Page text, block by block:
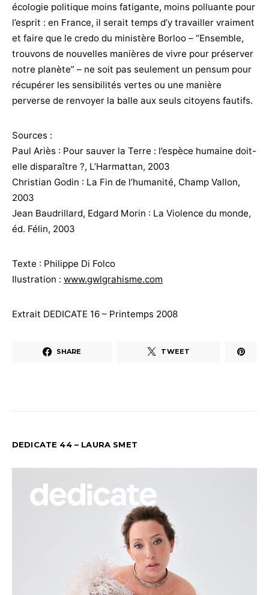
écologie politique moins fatigante, moins polluante pour
l’esprit : en France, il serait temps d’y travailler vraiment
et faire que le credo du ministère Borloo – “Ensemble,
trouvons de nouvelles manières de vivre pour préserver
notre planète” – ne soit pas seulement un pensum pour
récupérer les sensibilités vertes ou une manière
perverse de renvoyer la balle aux seuls citoyens fautifs.
Sources :
Paul Ariès : Pour sauver la Terre : l’espèce humaine doit-
elle disparaître ?, L’Harmattan, 2003
Christian Godin : La Fin de l’humanité, Champ Vallon,
2003
Jean Baudrillard, Edgard Morin : La Violence du monde,
éd. Félin, 2003
Texte : Philippe Di Folco
Ilustration : www.gwlgrahisme.com
Extrait DEDICATE 16 – Printemps 2008
SHARE TWEET
DEDICATE 44 – LAURA SMET